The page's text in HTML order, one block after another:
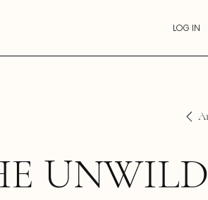
LOG IN